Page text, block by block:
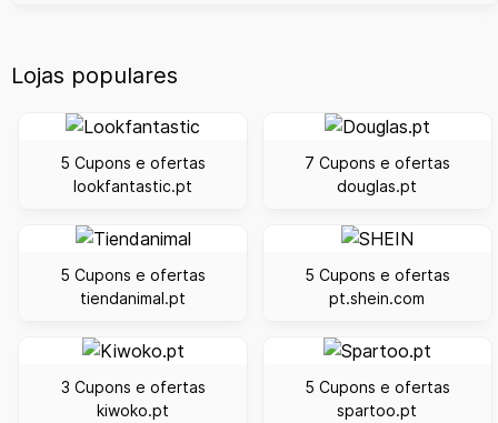
Lojas populares
5 Cupons e ofertas
lookfantastic.pt
7 Cupons e ofertas
douglas.pt
5 Cupons e ofertas
tiendanimal.pt
5 Cupons e ofertas
pt.shein.com
3 Cupons e ofertas
kiwoko.pt
5 Cupons e ofertas
spartoo.pt